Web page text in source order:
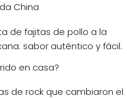
China
de fajitas de pollo a la
sabor auténtico y fácil.
en casa?
de rock que cambiaron el